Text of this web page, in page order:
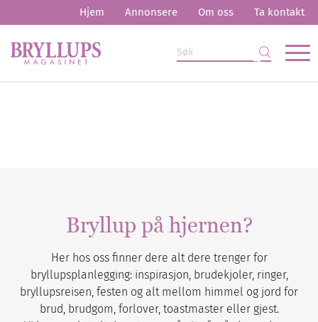
Hjem Annonsere Om oss Ta kontakt
Bryllup på hjernen?
Her hos oss finner dere alt dere trenger for
bryllupsplanlegging: inspirasjon, brudekjoler, ringer,
bryllupsreisen, festen og alt mellom himmel og jord for
brud, brudgom, forlover, toastmaster eller gjest.